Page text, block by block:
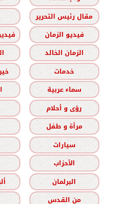
مقال رئيس التحرير
فيديو الزمان
الزمان الخالد
خدمات
سماء عربية
رؤى و أحلام
مرأة و طفل
سيارات
الأحزاب
البرلمان
من القدس